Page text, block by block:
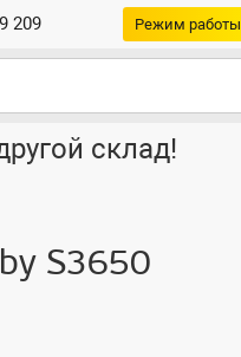
209 Режим работы
склад!
S3650